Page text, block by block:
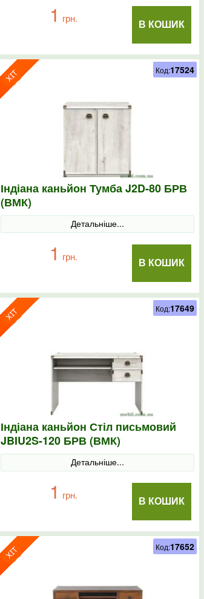
В КОШИК
1 грн.
Індіана каньйон Тумба J2D-80 БРВ
(ВМК)
Детальніше...
В КОШИК
1 грн.
Код:17524
Індіана каньйон Стіл письмовий
JBIU2S-120 БРВ (ВМК)
Детальніше...
В КОШИК
1 грн.
Код:17649
Код:17652